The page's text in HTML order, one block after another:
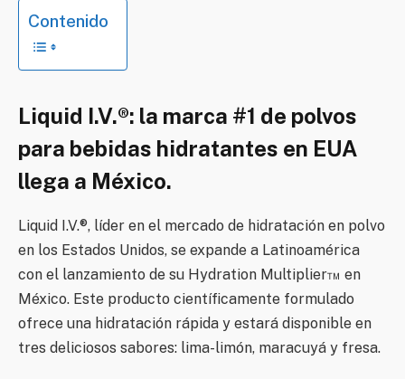
Contenido
Liquid I.V.®: la marca #1 de polvos
para bebidas hidratantes en EUA
llega a México.
Liquid I.V.®, líder en el mercado de hidratación en polvo
en los Estados Unidos, se expande a Latinoamérica
con el lanzamiento de su Hydration Multiplier™ en
México. Este producto científicamente formulado
ofrece una hidratación rápida y estará disponible en
tres deliciosos sabores: lima-limón, maracuyá y fresa.